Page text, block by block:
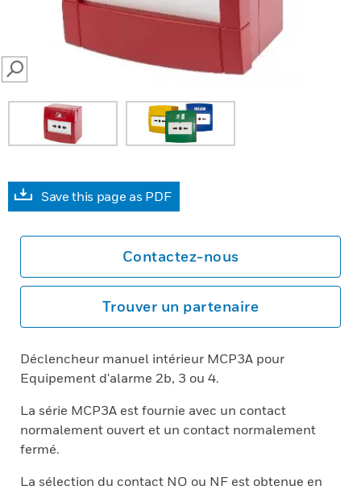
SEARCH
Save this page as PDF
Contactez-nous
Trouver un partenaire
Déclencheur manuel intérieur MCP3A pour
Equipement d'alarme 2b, 3 ou 4.
La série MCP3A est fournie avec un contact
normalement ouvert et un contact normalement
fermé.
La sélection du contact NO ou NF est obtenue en